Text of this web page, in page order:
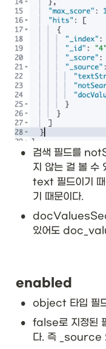
•
검색 필드를
지 않는 걸 볼
text 필드이기
기 때문이다.
•
있어도
enabled
• object 타입 필
•
false로 지정된
다. 즉 _source